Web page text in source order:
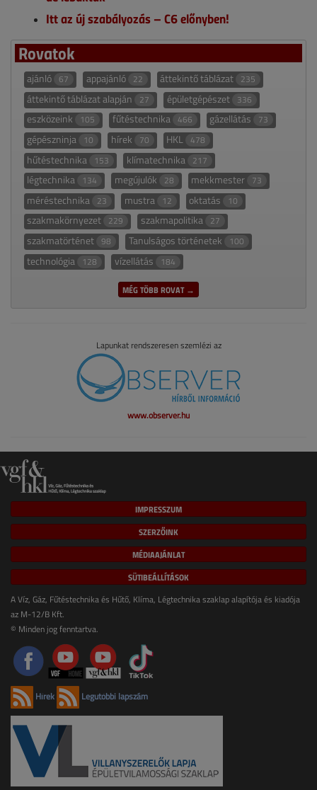
Itt az új szabályozás – C6 előnyben!
Rovatok
ajánló 67 appajánló 22 áttekintő táblázat 235
áttekintő táblázat alapján 27 épületgépészet 336
eszközeink 105 fűtéstechnika 466 gázellátás 73
gépészninja 10 hírek 70 HKL 478
hűtéstechnika 153 klímatechnika 217
légtechnika 134 megújulók 28 mekkmester 73
méréstechnika 23 mustra 12 oktatás 10
szakmakörnyezet 229 szakmapolitika 27
szakmatörténet 98 Tanulságos történetek 100
technológia 128 vízellátás 184
MÉG TÖBB ROVAT →
Lapunkat rendszeresen szemlézi az
www.observer.hu
IMPRESSZUM
SZERZŐINK
MÉDIAAJÁNLAT
SÜTIBEÁLLÍTÁSOK
A Víz, Gáz, Fűtéstechnika és Hűtő, Klíma, Légtechnika szaklap alapítója és kiadója
az M-12/B Kft.
© Minden jog fenntartva.
Hírek Legutóbbi lapszám